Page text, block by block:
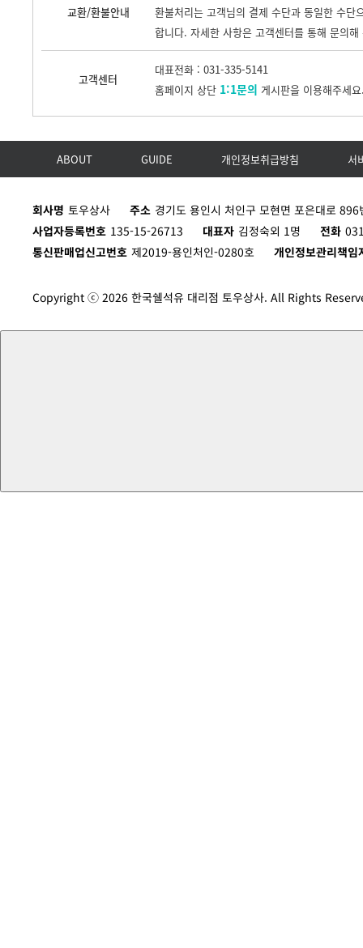
교환/환불안내
환불처리는 고객님의 결제 수단과 동일한 수
합니다. 자세한 사항은 고객센터를 통해 문의해
고객센터
대표전화 : 031-335-5141
홈페이지 상단 1:1문의 게시판을 이용해주세
ABOUT GUIDE 개인정보취급방침 서
회사명 토우상사 주소 경기도 용인시 처인구 모현면 포은대로
사업자등록번호 135-15-26713 대표자 김정숙외 1명 전화
통신판매업신고번호 제2019-용인처인-0280호 개인정보관리책임
Copyright ⓒ 2026 한국쉘석유 대리점 토우상사. All Rights